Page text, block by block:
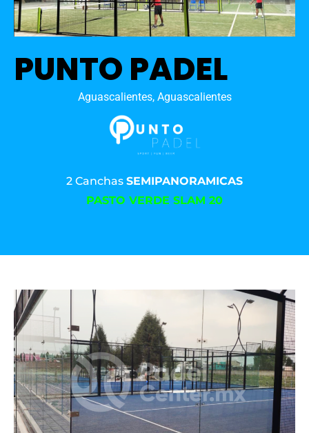
PUNTO PADEL
Aguascalientes, Aguascalientes
2 Canchas SEMIPANORAMICAS
PASTO VERDE SLAM 20